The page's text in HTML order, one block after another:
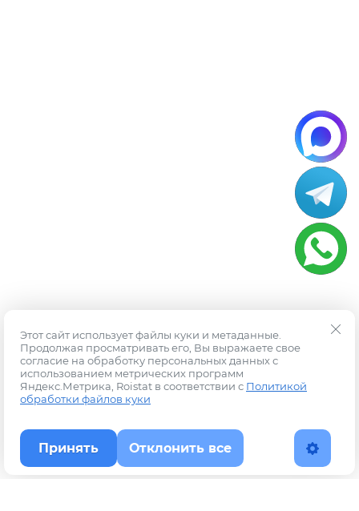
Этот сайт использует файлы куки и метаданные.
Продолжая просматривать его, Вы выражаете свое
согласие на обработку персональных данных с
использованием метрических программ
Яндекс.Метрика, Roistat в соответствии с Политикой
обработки файлов куки
Принять Отклонить все